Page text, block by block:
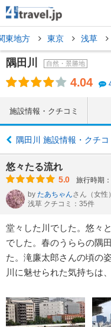
東地方 東京 浅草
隅田川 自然・景勝地
4.04
施設情報・クチコミ
隅田川 施設情報・クチ
悠々たる流れ
5.0
旅行時期
by たあちゃんさん （女性）
浅草 クチコミ：35件
堂々した川でした。悠々
でした。春のうららの隅
た。滝廉太郎さんの頃の
川に魅せられた気持ちは